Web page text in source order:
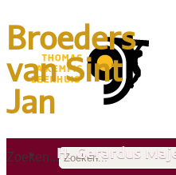
Broeders
van Sint
Jan
Zoeken...H. Gerardus